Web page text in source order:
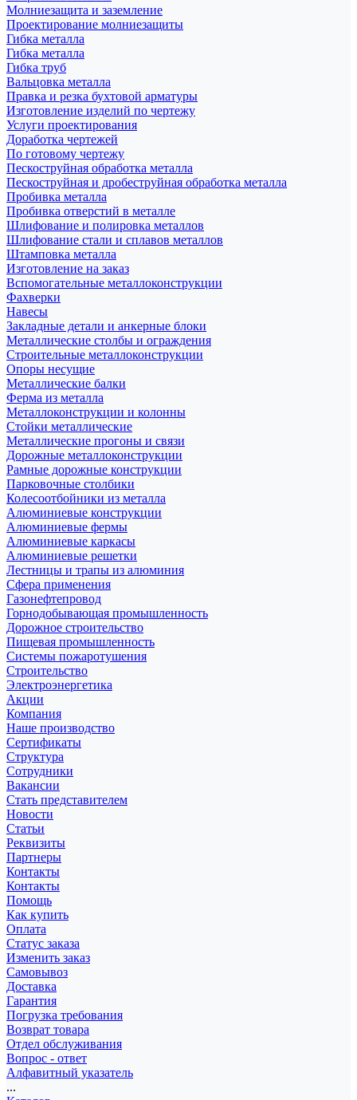
Молниезащита и заземление
Проектирование молниезащиты
Гибка металла
Гибка металла
Гибка труб
Вальцовка металла
Правка и резка бухтовой арматуры
Изготовление изделий по чертежу
Услуги проектирования
Доработка чертежей
По готовому чертежу
Пескоструйная обработка металла
Пескоструйная и дробеструйная обработка металла
Пробивка металла
Пробивка отверстий в металле
Шлифование и полировка металлов
Шлифование стали и сплавов металлов
Штамповка металла
Изготовление на заказ
Вспомогательные металлоконструкции
Фахверки
Навесы
Закладные детали и анкерные блоки
Металлические столбы и ограждения
Строительные металлоконструкции
Опоры несущие
Металлические балки
Ферма из металла
Металлоконструкции и колонны
Стойки металлические
Металлические прогоны и связи
Дорожные металлоконструкции
Рамные дорожные конструкции
Парковочные столбики
Колесоотбойники из металла
Алюминиевые конструкции
Алюминиевые фермы
Алюминиевые каркасы
Алюминиевые решетки
Лестницы и трапы из алюминия
Сфера применения
Газонефтепровод
Горнодобывающая промышленность
Дорожное строительство
Пищевая промышленность
Системы пожаротушения
Строительство
Электроэнергетика
Акции
Компания
Наше производство
Сертификаты
Структура
Сотрудники
Вакансии
Стать представителем
Новости
Статьи
Реквизиты
Партнеры
Контакты
Контакты
Помощь
Как купить
Оплата
Статус заказа
Изменить заказ
Самовывоз
Доставка
Гарантия
Погрузка требования
Возврат товара
Отдел обслуживания
Вопрос - ответ
Алфавитный указатель
...